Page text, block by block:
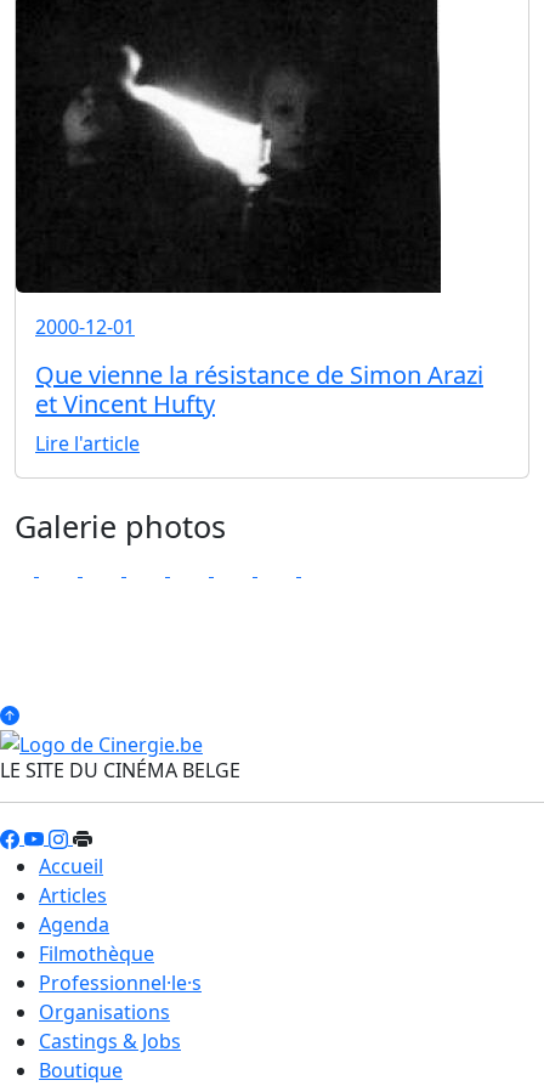
2000-12-01
Que vienne la résistance de Simon Arazi
et Vincent Hufty
Lire l'article
Galerie photos
LE SITE DU CINÉMA BELGE
Accueil
Articles
Agenda
Filmothèque
Professionnel·le·s
Organisations
Castings & Jobs
Boutique